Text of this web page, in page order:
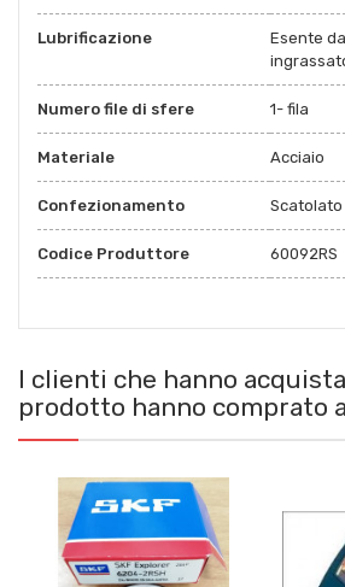
Lubrificazione
Esente
Numero file di sfere 1- fila
Materiale Acciaio
Confezionamento
Codice Produttore 60092RS
I clienti che hanno
prodotto hanno comprato